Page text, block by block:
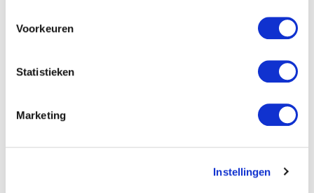
Voorkeuren
Statistieken
Marketing
Instellingen